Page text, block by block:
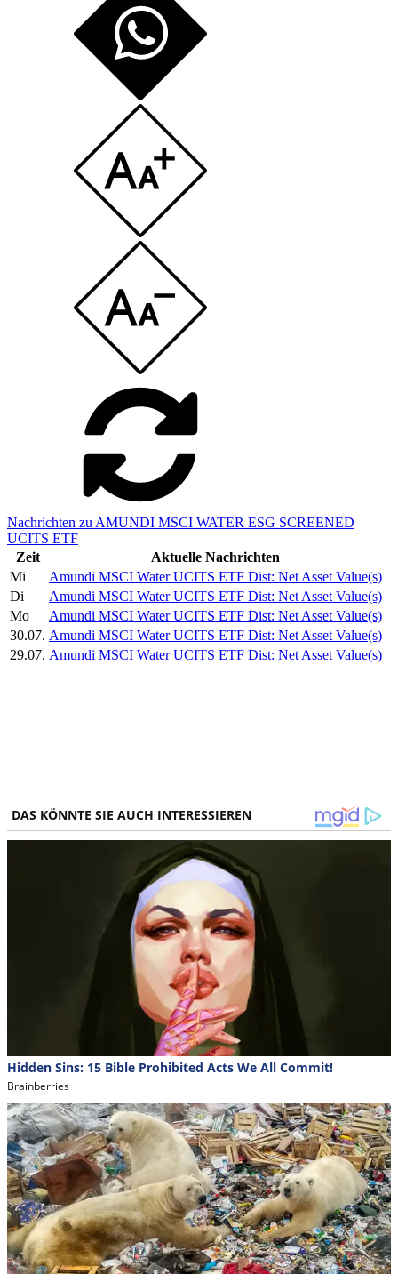
Nachrichten zu AMUNDI MSCI WATER ESG SCREENED
UCITS ETF
Zeit
Aktuelle Nachrichten
Mi
Amundi MSCI Water UCITS ETF Dist: Net Asset Value(s)
Di
Amundi MSCI Water UCITS ETF Dist: Net Asset Value(s)
Mo
Amundi MSCI Water UCITS ETF Dist: Net Asset Value(s)
30.07. Amundi MSCI Water UCITS ETF Dist: Net Asset Value(s)
29.07. Amundi MSCI Water UCITS ETF Dist: Net Asset Value(s)